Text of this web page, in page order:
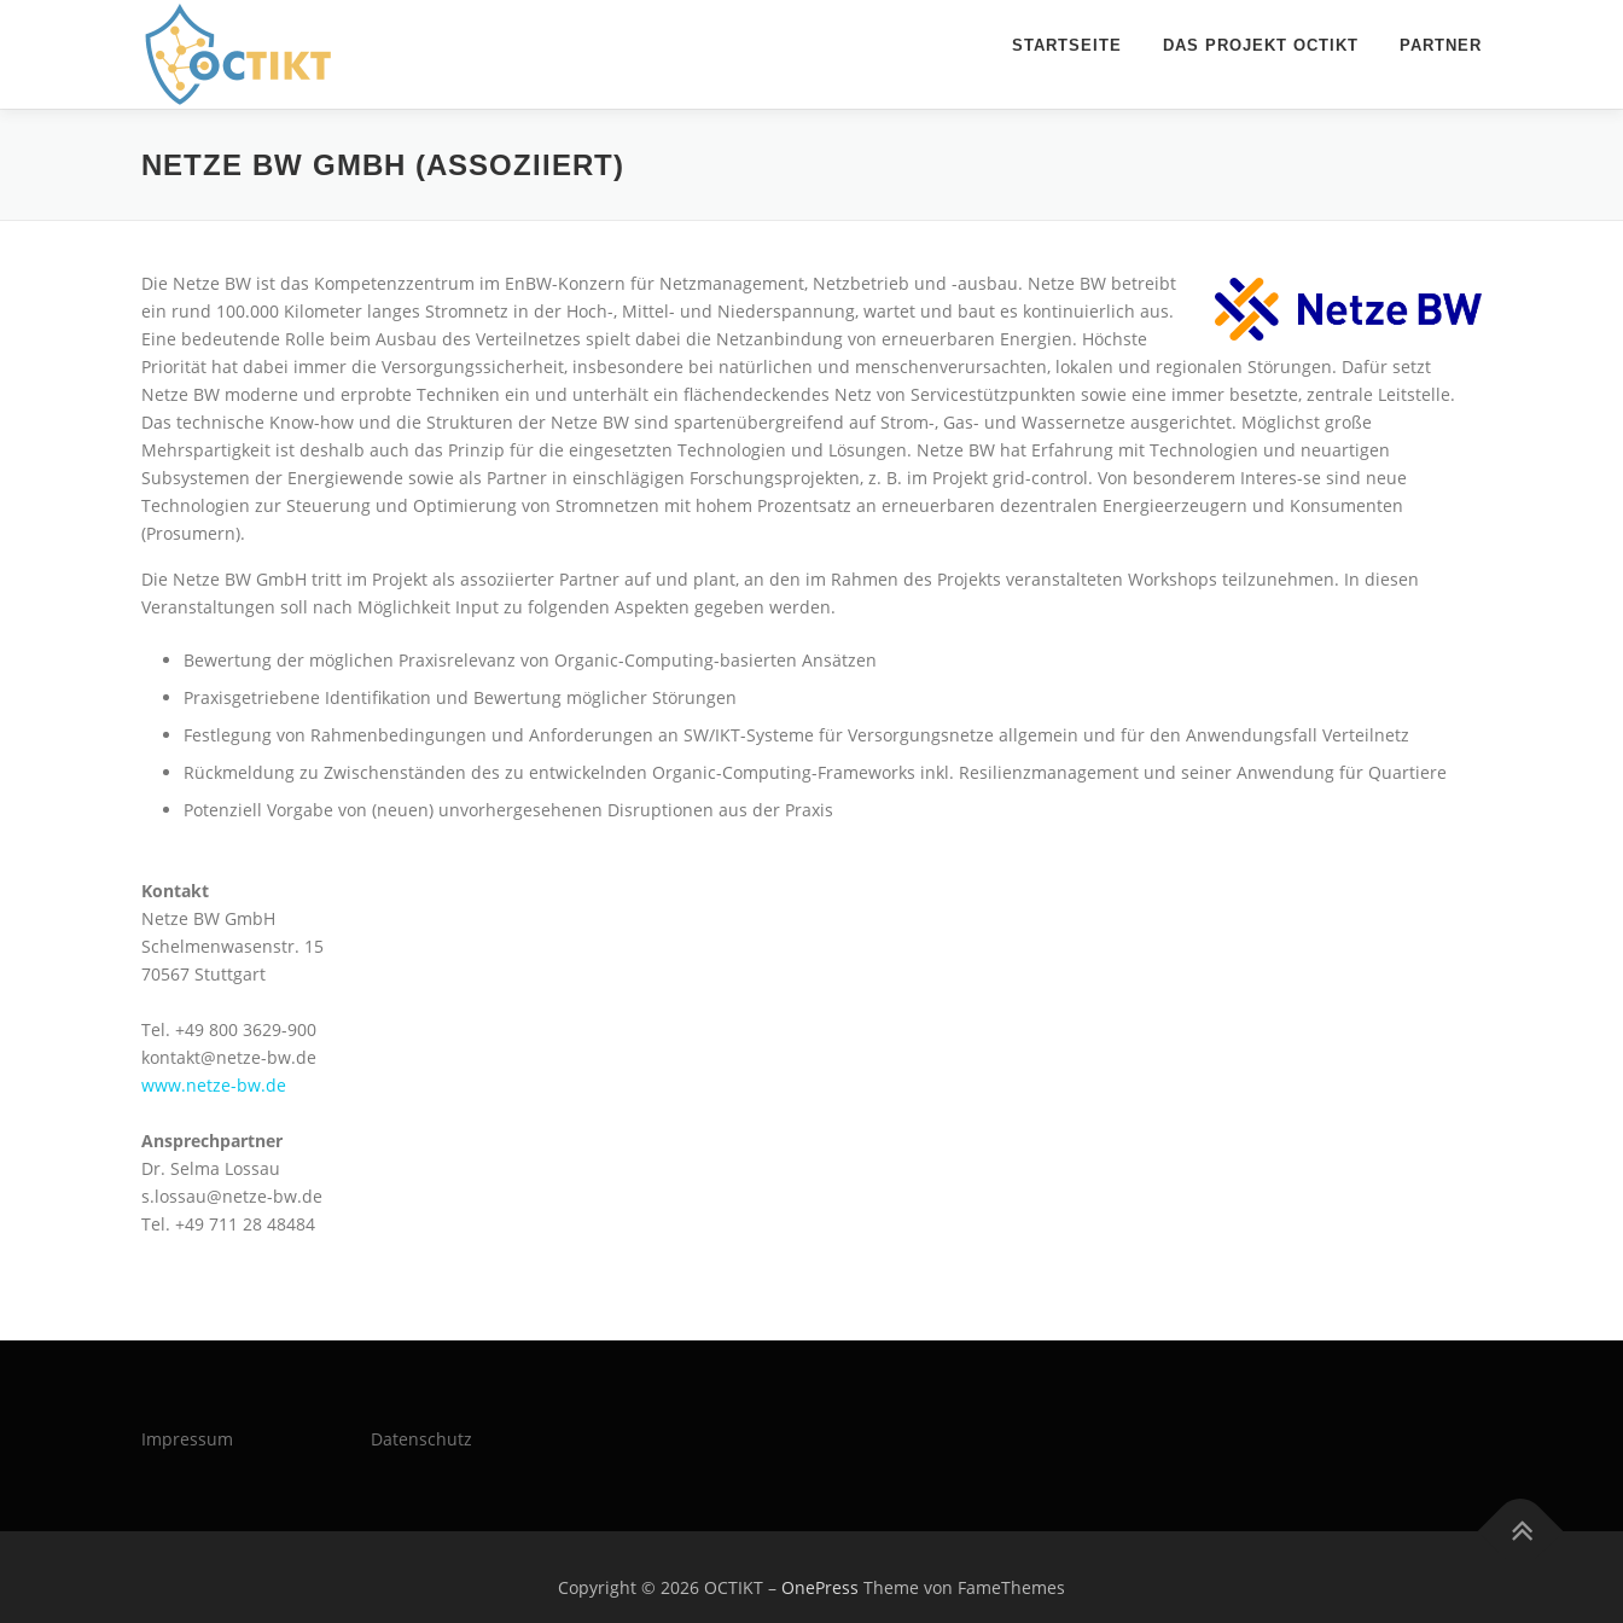
STARTSEITE DAS PROJEKT OCTIKT PARTNER
NETZE BW GMBH (ASSOZIIERT)
Die Netze BW ist das Kompetenzzentrum im EnBW-Konzern für Netzmanagement, Netzbetrieb und -ausbau. Netze BW betreibt
ein rund 100.000 Kilometer langes Stromnetz in der Hoch-, Mittel- und Niederspannung, wartet und baut es kontinuierlich aus.
Eine bedeutende Rolle beim Ausbau des Verteilnetzes spielt dabei die Netzanbindung von erneuerbaren Energien. Höchste
Priorität hat dabei immer die Versorgungssicherheit, insbesondere bei natürlichen und menschenverursachten, lokalen und regionalen Störungen. Dafür setzt
Netze BW moderne und erprobte Techniken ein und unterhält ein flächendeckendes Netz von Servicestützpunkten sowie eine immer besetzte, zentrale Leitstelle.
Das technische Know-how und die Strukturen der Netze BW sind spartenübergreifend auf Strom-, Gas- und Wassernetze ausgerichtet. Möglichst große
Mehrspartigkeit ist deshalb auch das Prinzip für die eingesetzten Technologien und Lösungen. Netze BW hat Erfahrung mit Technologien und neuartigen
Subsystemen der Energiewende sowie als Partner in einschlägigen Forschungsprojekten, z. B. im Projekt grid-control. Von besonderem Interes-se sind neue
Technologien zur Steuerung und Optimierung von Stromnetzen mit hohem Prozentsatz an erneuerbaren dezentralen Energieerzeugern und Konsumenten
(Prosumern).
Die Netze BW GmbH tritt im Projekt als assoziierter Partner auf und plant, an den im Rahmen des Projekts veranstalteten Workshops teilzunehmen. In diesen
Veranstaltungen soll nach Möglichkeit Input zu folgenden Aspekten gegeben werden.
Bewertung der möglichen Praxisrelevanz von Organic-Computing-basierten Ansätzen
Praxisgetriebene Identifikation und Bewertung möglicher Störungen
Festlegung von Rahmenbedingungen und Anforderungen an SW/IKT-Systeme für Versorgungsnetze allgemein und für den Anwendungsfall Verteilnetz
Rückmeldung zu Zwischenständen des zu entwickelnden Organic-Computing-Frameworks inkl. Resilienzmanagement und seiner Anwendung für Quartiere
Potenziell Vorgabe von (neuen) unvorhergesehenen Disruptionen aus der Praxis
Kontakt
Netze BW GmbH
Schelmenwasenstr. 15
70567 Stuttgart
Tel. +49 800 3629-900
kontakt@netze-bw.de
www.netze-bw.de
Ansprechpartner
Dr. Selma Lossau
s.lossau@netze-bw.de
Tel. +49 711 28 48484
Impressum Datenschutz
Copyright © 2026 OCTIKT – OnePress Theme von FameThemes